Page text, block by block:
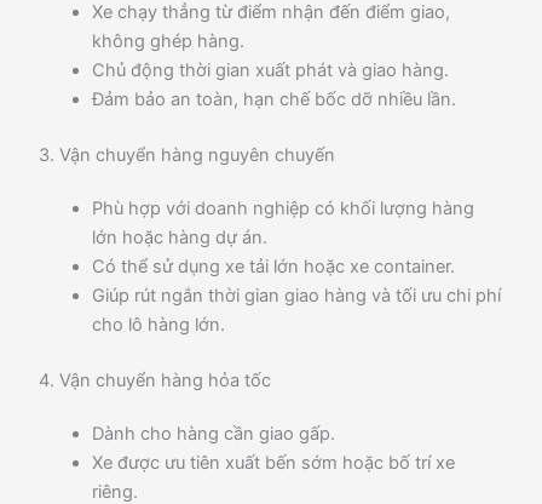
Xe chạy thẳng từ điểm nhận đến điểm giao,
không ghép hàng.
Chủ động thời gian xuất phát và giao hàng.
Đảm bảo an toàn, hạn chế bốc dỡ nhiều lần.
3. Vận chuyển hàng nguyên chuyến
Phù hợp với doanh nghiệp có khối lượng hàng
lớn hoặc hàng dự án.
Có thể sử dụng xe tải lớn hoặc xe container.
Giúp rút ngắn thời gian giao hàng và tối ưu chi phí
cho lô hàng lớn.
4. Vận chuyển hàng hỏa tốc
Dành cho hàng cần giao gấp.
Xe được ưu tiên xuất bến sớm hoặc bố trí xe
riêng.